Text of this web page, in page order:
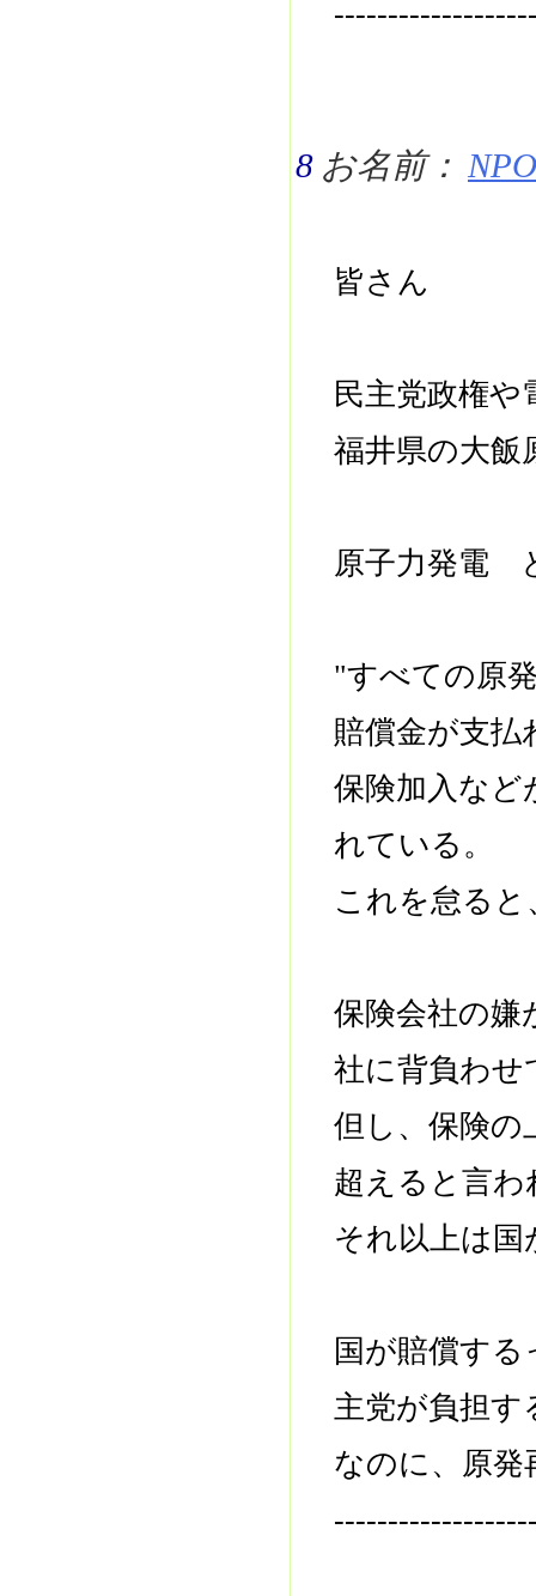
8 お名前：
皆さん
民主党政権
福井県の大飯
原子力発電
"すべての原
賠償金が支払
保険加入など
れている。
これを怠る
保険会社の
社に背負わせ
但し、保険
超えると言わ
それ以上は国
国が賠償す
主党が負担
なのに、原